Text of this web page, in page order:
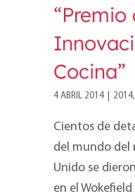
“Premio
Cocina”
4 ABRIL 2014 2014,
Cientos de
del mundo del
Unido se
en el